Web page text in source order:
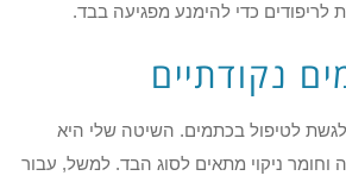
כדי להימנע מפגיעה בבד.
נקודתיים
לטיפול בכתמים. השיטה שלי היא
ניקוי מתאים לסוג הבד. למשל, עבור